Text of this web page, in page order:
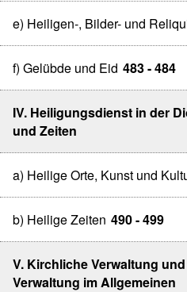
e) Heiligen-, Bilder- und
f) Gelübde und Eid 483 - 484
IV. Heiligungsdienst in der
und Zeiten
a) Heilige Orte, Kunst und
b) Heilige Zeiten 490 - 499
V. Kirchliche Verwaltung
Verwaltung im Allgemeinen